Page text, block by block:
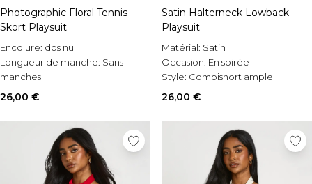
Photographic Floral Tennis
Skort Playsuit
Encolure: dos nu
Longueur de manche: Sans
manches
Matérial:
26,00 €
Satin Halterneck Lowback
Playsuit
Matérial: Satin
Occasion: En soirée
Style: Combishort ample
26,00 €